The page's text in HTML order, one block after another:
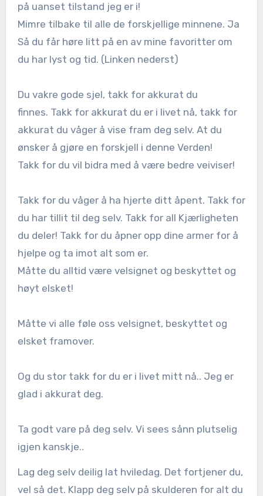
på uanset tilstand jeg er i!
Mimre tilbake til alle de forskjellige minnene. Ja
Så du får høre litt på en av mine favoritter om
du har lyst og tid. (Linken nederst)
Du vakre gode sjel, takk for akkurat du
finnes. Takk for akkurat du er i livet nå, takk for
akkurat du våger å vise fram deg selv. At du
ønsker å gjøre en forskjell i denne Verden!
Takk for du vil bidra med å være bedre veiviser!
Takk for du våger å ha hjerte ditt åpent. Takk for
du har tillit til deg selv. Takk for all Kjærligheten
du deler! Takk for du åpner opp dine armer for å
hjelpe og ta imot alt som er.
Måtte du alltid være velsignet og beskyttet og
høyt elsket!
Måtte vi alle føle oss velsignet, beskyttet og
elsket framover.
Og du stor takk for du er i livet mitt nå.. Jeg er
glad i akkurat deg.
Ta godt vare på deg selv. Vi sees sånn plutselig
igjen kanskje..
Lag deg selv deilig lat hviledag. Det fortjener du,
vel så det. Klapp deg selv på skulderen for alt du